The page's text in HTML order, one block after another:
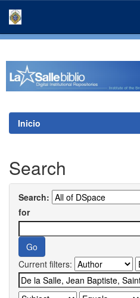
Inicio
Search
Search:
for
Current filters: